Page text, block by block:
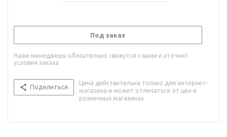
Под заказ
Наши менеджеры обязательно свяжутся с вами и уточнят
условия заказа
Поделиться
Цена действительна только для интернет-
магазина и может отличаться от цен в
розничных магазинах